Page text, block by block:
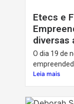
Etecs e
diversas
O dia 19 de
Leia mais